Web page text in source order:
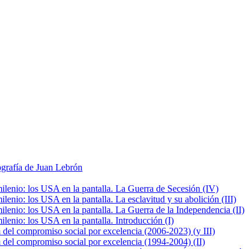
de Juan Lebrón
los USA en la pantalla. La Guerra de Secesión (IV)
los USA en la pantalla. La esclavitud y su abolición (III)
los USA en la pantalla. La Guerra de la Independencia (II)
los USA en la pantalla. Introducción (I)
compromiso social por excelencia (2006-2023) (y III)
compromiso social por excelencia (1994-2004) (II)